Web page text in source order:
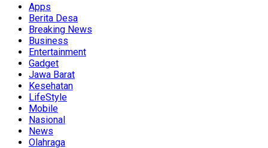
Apps
Berita Desa
Breaking News
Business
Entertainment
Gadget
Jawa Barat
Kesehatan
LifeStyle
Mobile
Nasional
News
Olahraga